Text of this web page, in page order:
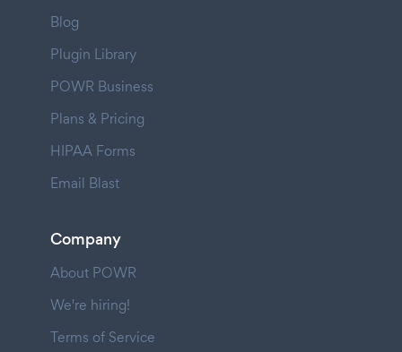
Blog
Plugin Library
POWR Business
Plans & Pricing
HIPAA Forms
Email Blast
Company
About POWR
We're hiring!
Terms of Service